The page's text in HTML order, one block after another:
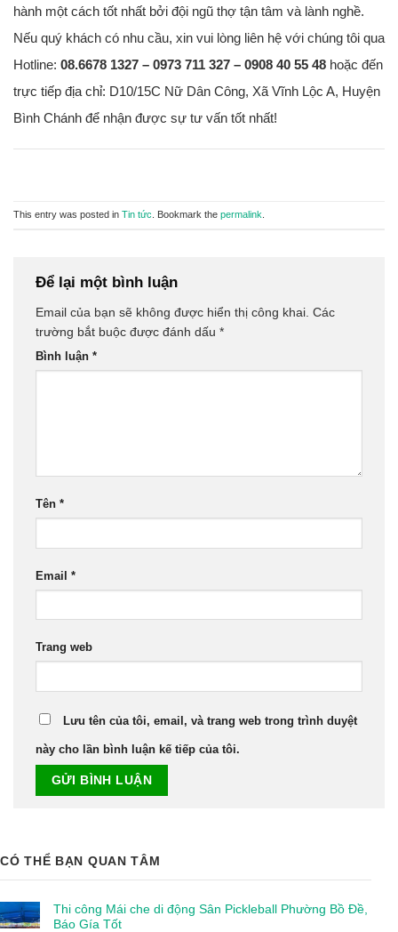
CÓ THỂ BẠN QUAN TÂM
Thi công Mái che di động Sân Pickleball Phường Bồ Đề,
Báo Gía Tốt
hành một cách tốt nhất bởi đội ngũ thợ tận tâm và lành nghề.
Nếu quý khách có nhu cầu, xin vui lòng liên hệ với chúng tôi qua
Hotline: 08.6678 1327 – 0973 711 327 – 0908 40 55 48 hoặc đến
trực tiếp địa chỉ: D10/15C Nữ Dân Công, Xã Vĩnh Lộc A, Huyện
Bình Chánh để nhận được sự tư vấn tốt nhất!
This entry was posted in Tin tức . Bookmark the permalink
Để lại một bình luận
Email của bạn sẽ không được hiển thị công khai. Các
trường bắt buộc được đánh dấu *
Bình luận *
Tên *
Email *
Trang web
Lưu tên của tôi, email, và trang web trong trình duyệt
này cho lần bình luận kế tiếp của tôi.